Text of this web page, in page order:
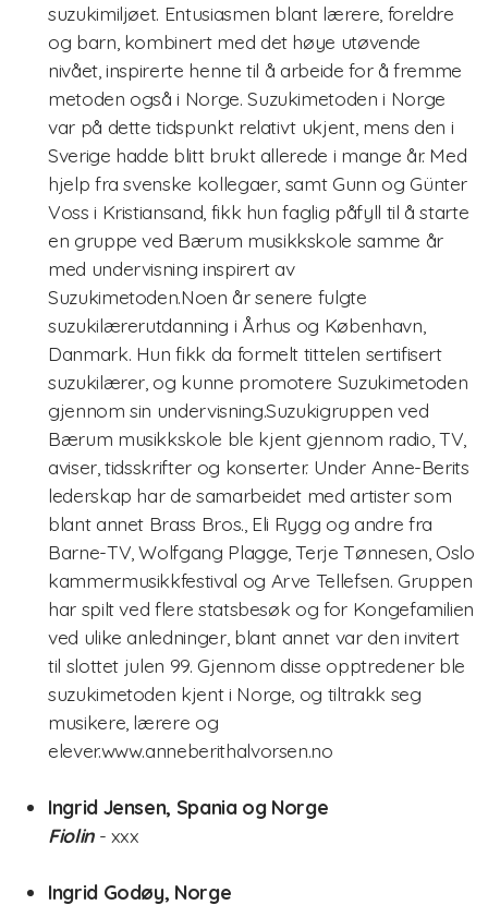
suzukimiljøet. Entusiasmen blant lærere, foreldre
og barn, kombinert med det høye utøvende
nivået, inspirerte henne til å arbeide for å fremme
metoden også i Norge. Suzukimetoden i Norge
var på dette tidspunkt relativt ukjent, mens den i
Sverige hadde blitt brukt allerede i mange år. Med
hjelp fra svenske kollegaer, samt Gunn og Günter
Voss i Kristiansand, fikk hun faglig påfyll til å starte
en gruppe ved Bærum musikkskole samme år
med undervisning inspirert av
Suzukimetoden.Noen år senere fulgte
suzukilærerutdanning i Århus og København,
Danmark. Hun fikk da formelt tittelen sertifisert
suzukilærer, og kunne promotere Suzukimetoden
gjennom sin undervisning.Suzukigruppen ved
Bærum musikkskole ble kjent gjennom radio, TV,
aviser, tidsskrifter og konserter. Under Anne-Berits
lederskap har de samarbeidet med artister som
blant annet Brass Bros., Eli Rygg og andre fra
Barne-TV, Wolfgang Plagge, Terje Tønnesen, Oslo
kammermusikkfestival og Arve Tellefsen. Gruppen
har spilt ved flere statsbesøk og for Kongefamilien
ved ulike anledninger, blant annet var den invitert
til slottet julen 99. Gjennom disse opptredener ble
suzukimetoden kjent i Norge, og tiltrakk seg
musikere, lærere og
elever.www.anneberithalvorsen.no
Ingrid Jensen, Spania og Norge
Fiolin- xxx
Ingrid Godøy, Norge